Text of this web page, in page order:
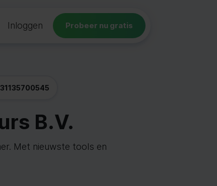
Inloggen Probeer nu gratis
B.V.
Met nieuwste tools en